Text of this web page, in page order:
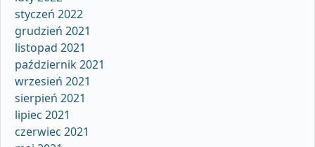
styczeń 2022
grudzień 2021
listopad 2021
październik 2021
wrzesień 2021
sierpień 2021
lipiec 2021
czerwiec 2021